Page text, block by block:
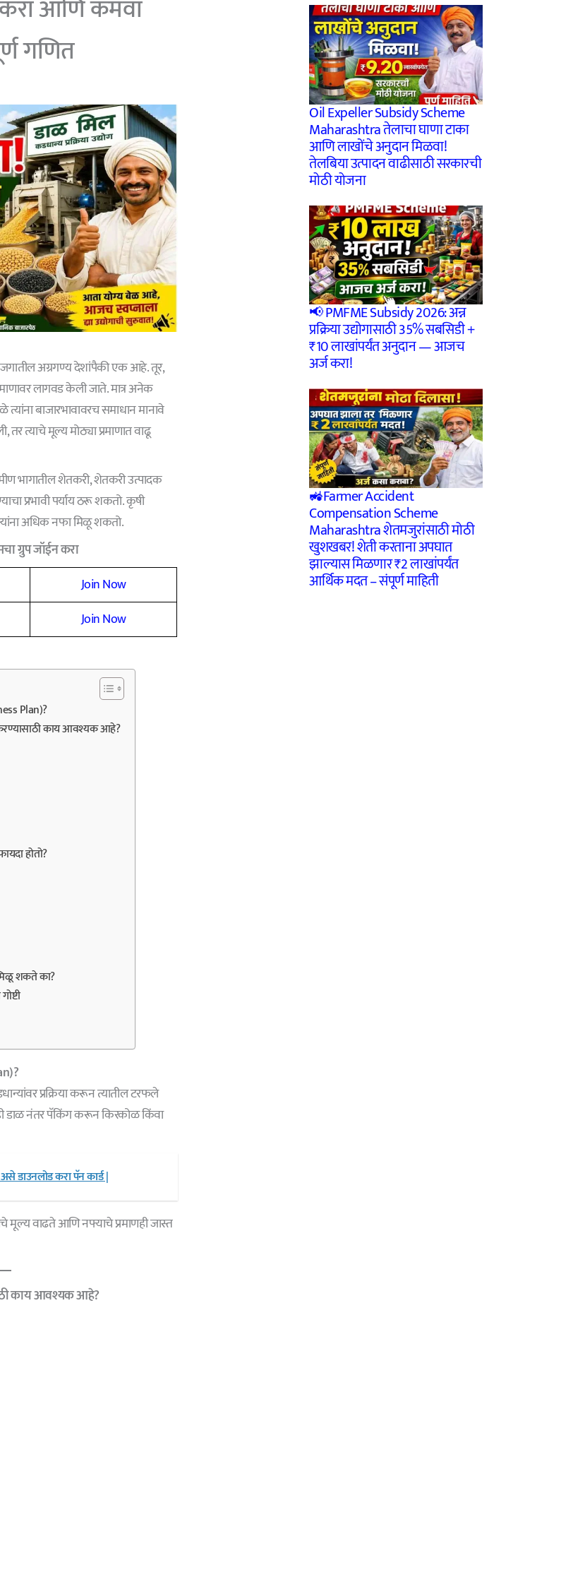
आणि कमवा
गणित
जगातील अग्रगण्य देशांपैकी एक आहे. तूर,
लागवड केली जाते. मात्र अनेक
बाजारभावावरच समाधान मानावे
तर त्याचे मूल्य मोठ्या प्रमाणात वाढू
भागातील शेतकरी, शेतकरी उत्पादक
प्रभावी पर्याय ठरू शकतो. कृषी
अधिक नफा मिळू शकतो.
ग्रुप जॉईन करा
Join Now
Join Now
Plan)?
काय आवश्यक आहे?
होतो?
शकते का?
प्रक्रिया करून त्यातील टरफले
डाळ नंतर पॅकिंग करून किरकोळ किंवा
डाउनलोड करा पॅन कार्ड |
मूल्य वाढते आणि नफ्याचे प्रमाणही जास्त
काय आवश्यक आहे?
Oil Expeller Subsidy Scheme
Maharashtra तेलाचा घाणा टाका
आणि लाखोंचे अनुदान मिळवा!
तेलबिया उत्पादन वाढीसाठी सरकारची
मोठी योजना
📢 PMFME Subsidy 2026: अन्न
प्रक्रिया उद्योगासाठी 35% सबसिडी +
₹10 लाखांपर्यंत अनुदान — आजच
अर्ज करा!
🚜Farmer Accident
Compensation Scheme
Maharashtra शेतमजुरांसाठी मोठी
खुशखबर! शेती करताना अपघात
झाल्यास मिळणार ₹2 लाखांपर्यंत
आर्थिक मदत – संपूर्ण माहिती